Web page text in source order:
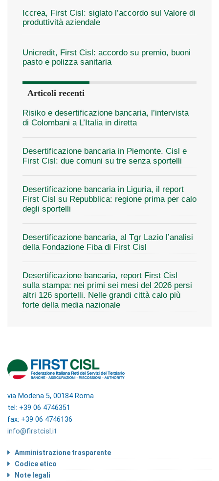
Iccrea, First Cisl: siglato l’accordo sul Valore di
produttività aziendale
Unicredit, First Cisl: accordo su premio, buoni
pasto e polizza sanitaria
Articoli recenti
Risiko e desertificazione bancaria, l’intervista
di Colombani a L’Italia in diretta
Desertificazione bancaria in Piemonte. Cisl e
First Cisl: due comuni su tre senza sportelli
Desertificazione bancaria in Liguria, il report
First Cisl su Repubblica: regione prima per calo
degli sportelli
Desertificazione bancaria, al Tgr Lazio l’analisi
della Fondazione Fiba di First Cisl
Desertificazione bancaria, report First Cisl
sulla stampa: nei primi sei mesi del 2026 persi
altri 126 sportelli. Nelle grandi città calo più
forte della media nazionale
via Modena 5, 00184 Roma
tel: +39 06 4746351
fax: +39 06 4746136
info@firstcisl.it
Amministrazione trasparente
Codice etico
Note legali